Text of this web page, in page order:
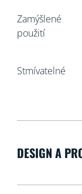
Zamýšlené
použití
Stmívatelné
DESIGN A